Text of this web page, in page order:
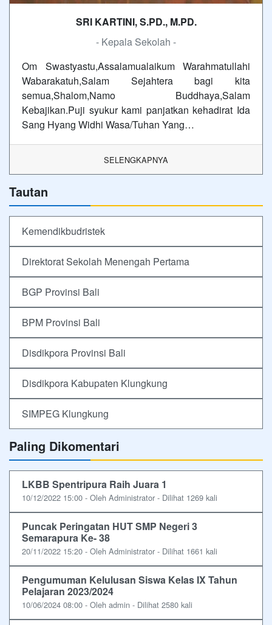
SRI KARTINI, S.PD., M.PD.
- Kepala Sekolah -
Om Swastyastu,Assalamualaikum Warahmatullahi
Wabarakatuh,Salam Sejahtera bagi kita
semua,Shalom,Namo Buddhaya,Salam
Kebajikan.Puji syukur kami panjatkan kehadirat Ida
Sang Hyang Widhi Wasa/Tuhan Yang…
SELENGKAPNYA
Tautan
Kemendikbudristek
Direktorat Sekolah Menengah Pertama
BGP Provinsi Bali
BPM Provinsi Bali
Disdikpora Provinsi Bali
Disdikpora Kabupaten Klungkung
SIMPEG Klungkung
Paling Dikomentari
LKBB Spentripura Raih Juara 1
10/12/2022 15:00 - Oleh Administrator - Dilihat 1269 kali
Puncak Peringatan HUT SMP Negeri 3
Semarapura Ke- 38
20/11/2022 15:20 - Oleh Administrator - Dilihat 1661 kali
Pengumuman Kelulusan Siswa Kelas IX Tahun
Pelajaran 2023/2024
10/06/2024 08:00 - Oleh admin - Dilihat 2580 kali